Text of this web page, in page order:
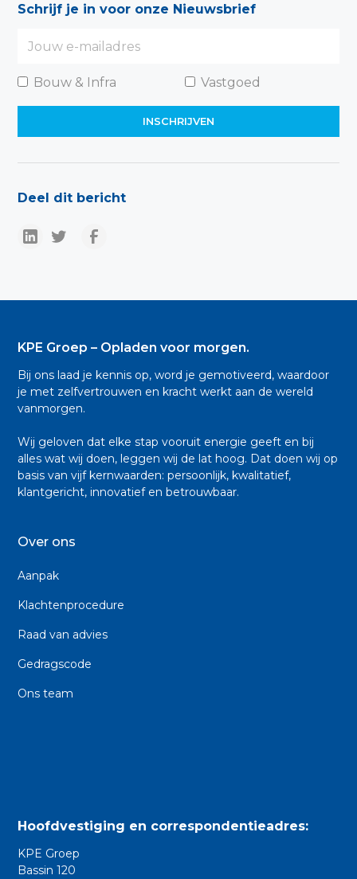
Schrijf je in voor onze Nieuwsbrief
Bouw & Infra Vastgoed
Deel dit bericht
KPE Groep – Opladen voor morgen.
Bij ons laad je kennis op, word je gemotiveerd, waardoor
je met zelfvertrouwen en kracht werkt aan de wereld
vanmorgen.
Wij geloven dat elke stap vooruit energie geeft en bij
alles wat wij doen, leggen wij de lat hoog. Dat doen wij op
basis van vijf kernwaarden: persoonlijk, kwalitatief,
klantgericht, innovatief en betrouwbaar.
Over ons
Aanpak
Klachtenprocedure
Raad van advies
Gedragscode
Ons team
Hoofdvestiging en correspondentieadres:
KPE Groep
Bassin 120